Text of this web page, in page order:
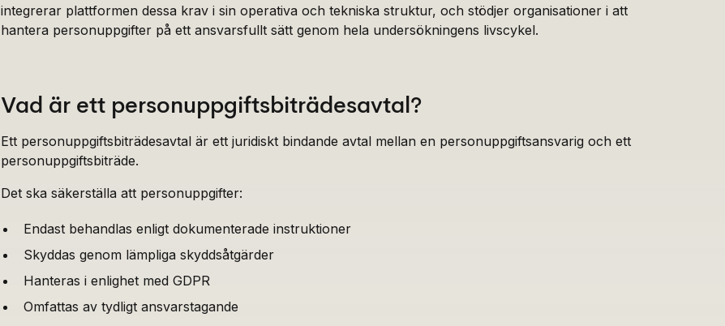
integrerar plattformen dessa krav i sin operativa och tekniska struktur, och stödjer organisationer i att
hantera personuppgifter på ett ansvarsfullt sätt genom hela undersökningens livscykel.
Vad är ett personuppgiftsbiträdesavtal?
Ett personuppgiftsbiträdesavtal är ett juridiskt bindande avtal mellan en personuppgiftsansvarig och ett
personuppgiftsbiträde.
Det ska säkerställa att personuppgifter:
Endast behandlas enligt dokumenterade instruktioner
Skyddas genom lämpliga skyddsåtgärder
Hanteras i enlighet med GDPR
Omfattas av tydligt ansvarstagande